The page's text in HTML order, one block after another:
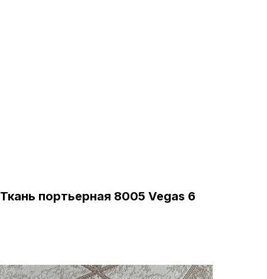
Ткань портьерная 8005 Vegas 6